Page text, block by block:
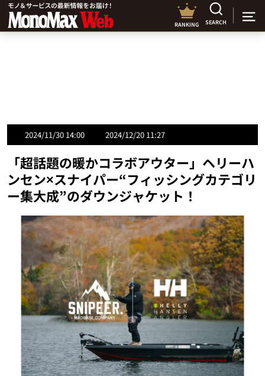
RANKING SEARCH
2024/11/30 14:00 2024/12/20 11:27
「超話題の暖かコラボアウター」ヘリーハ
ンセン×スナイパー“フィッシングカテゴリ
ー集大成”のダウンジャケット！